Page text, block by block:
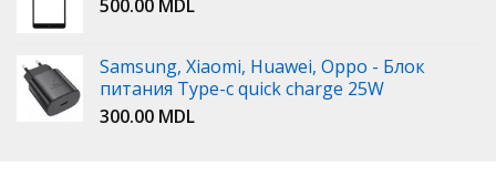
500.00 MDL
Samsung, Xiaomi, Huawei, Oppo - Блок
питания Type-c quick charge 25W
300.00 MDL